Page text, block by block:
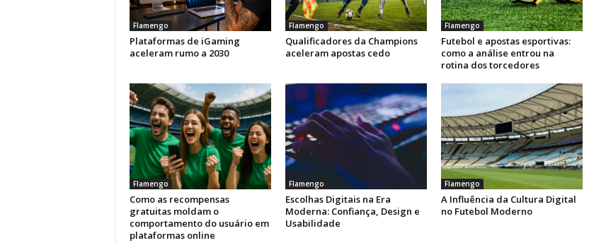
Flamengo
Plataformas de iGaming
aceleram rumo a 2030
Flamengo
Qualificadores da Champions
aceleram apostas cedo
Flamengo
Futebol e apostas esportivas:
como a análise entrou na
rotina dos torcedores
Flamengo
Como as recompensas
gratuitas moldam o
comportamento do usuário em
plataformas online
Flamengo
Escolhas Digitais na Era
Moderna: Confiança, Design e
Usabilidade
Flamengo
A Influência da Cultura Digital
no Futebol Moderno